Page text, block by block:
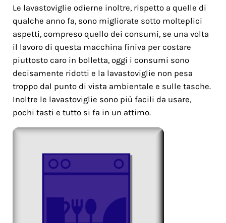
Le lavastoviglie odierne inoltre, rispetto a quelle di
qualche anno fa, sono migliorate sotto molteplici
aspetti, compreso quello dei consumi, se una volta
il lavoro di questa macchina finiva per costare
piuttosto caro in bolletta, oggi i consumi sono
decisamente ridotti e la lavastoviglie non pesa
troppo dal punto di vista ambientale e sulle tasche.
Inoltre le lavastoviglie sono più facili da usare,
pochi tasti e tutto si fa in un attimo.